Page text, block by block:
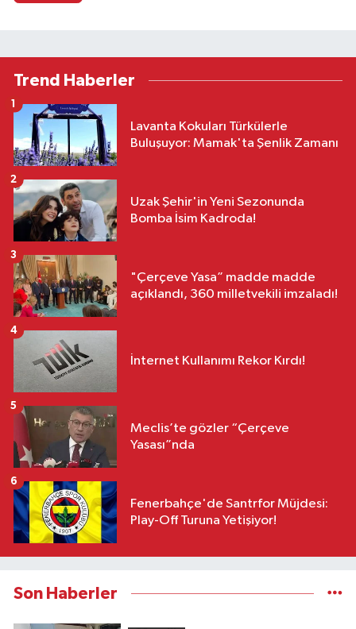
Trend Haberler
Lavanta Kokuları Türkülerle
Buluşuyor: Mamak'ta Şenlik Zamanı
1
Uzak Şehir'in Yeni Sezonunda
Bomba İsim Kadroda!
2
"Çerçeve Yasa” madde madde
açıklandı, 360 milletvekili imzaladı!
3
İnternet Kullanımı Rekor Kırdı!
4
Meclis’te gözler “Çerçeve
Yasası”nda
5
Fenerbahçe'de Santrfor Müjdesi:
Play-Off Turuna Yetişiyor!
6
Son Haberler